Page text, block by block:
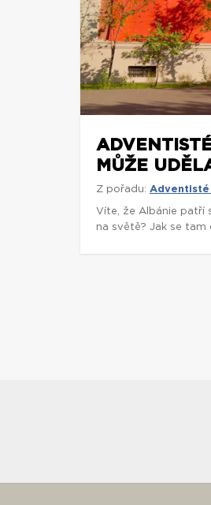
MŮŽE
Z pořadu:
Víte, že Albánie patří
na světě? Jak se